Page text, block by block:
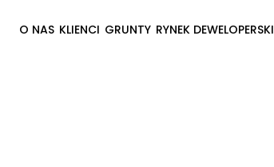
O NAS KLIENCI GRUNTY RYNEK DEWELOPERSKI